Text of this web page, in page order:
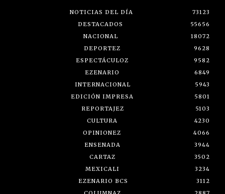
NOTICIAS DEL DÍA
73123
DESTACADOS
55656
NACIONAL
18072
DEPORTEZ
9628
ESPECTÁCULOZ
9582
EZENARIO
6849
INTERNACIONAL
5943
EDICIÓN IMPRESA
5801
REPORTAJEZ
5103
CULTURA
4230
OPINIONEZ
4066
ENSENADA
3944
CARTAZ
3502
MEXICALI
3234
EZENARIO BCS
3112